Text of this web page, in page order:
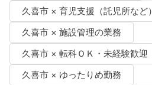
久喜市 × 育児支援（託児所など）
久喜市 × 施設管理の業務
久喜市 × 転科ＯＫ・未経験歓迎
久喜市 × ゆったりめ勤務